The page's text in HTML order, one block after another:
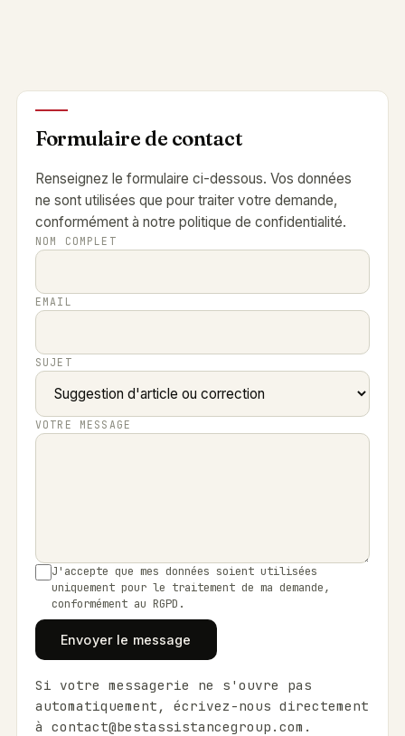
Formulaire de contact
Renseignez le formulaire ci-dessous. Vos données
ne sont utilisées que pour traiter votre demande,
conformément à notre politique de confidentialité.
NOM COMPLET
EMAIL
SUJET
VOTRE MESSAGE
J'accepte que mes données soient utilisées
uniquement pour le traitement de ma demande,
conformément au RGPD.
Envoyer le message
Si votre messagerie ne s'ouvre pas
automatiquement, écrivez-nous directement
à contact@bestassistancegroup.com .